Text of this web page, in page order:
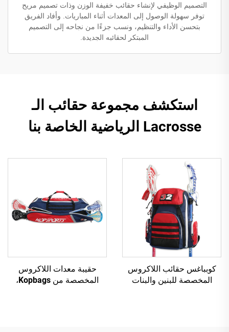
التصميم الوظيفي لإنشاء حقائب خفيفة الوزن وذات تصميم مريح
توفر سهولة الوصول إلى المعدات أثناء المباريات. وأفاد الفريق
بتحسن الأداء والتنظيم، ونسب جزءًا من نجاحه إلى التصميم
المبتكر لحقائبه الجديدة.
استكشف مجموعة حقائب الـ
Lacrosse الرياضية الخاصة بنا
كوبباغس حقائب اللاكروس
المخصصة للبنين والبنات
حقيبة معدات اللاكروس
المخصصة من Kopbags،